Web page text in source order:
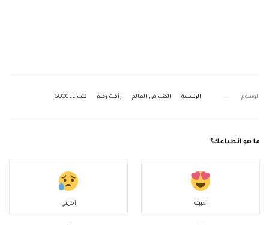
الوسوم الرئيسية الكتب في العالم رأفت رحيم كتب GOOGLE
ما هو انطباعك؟
أحببته أحزنني